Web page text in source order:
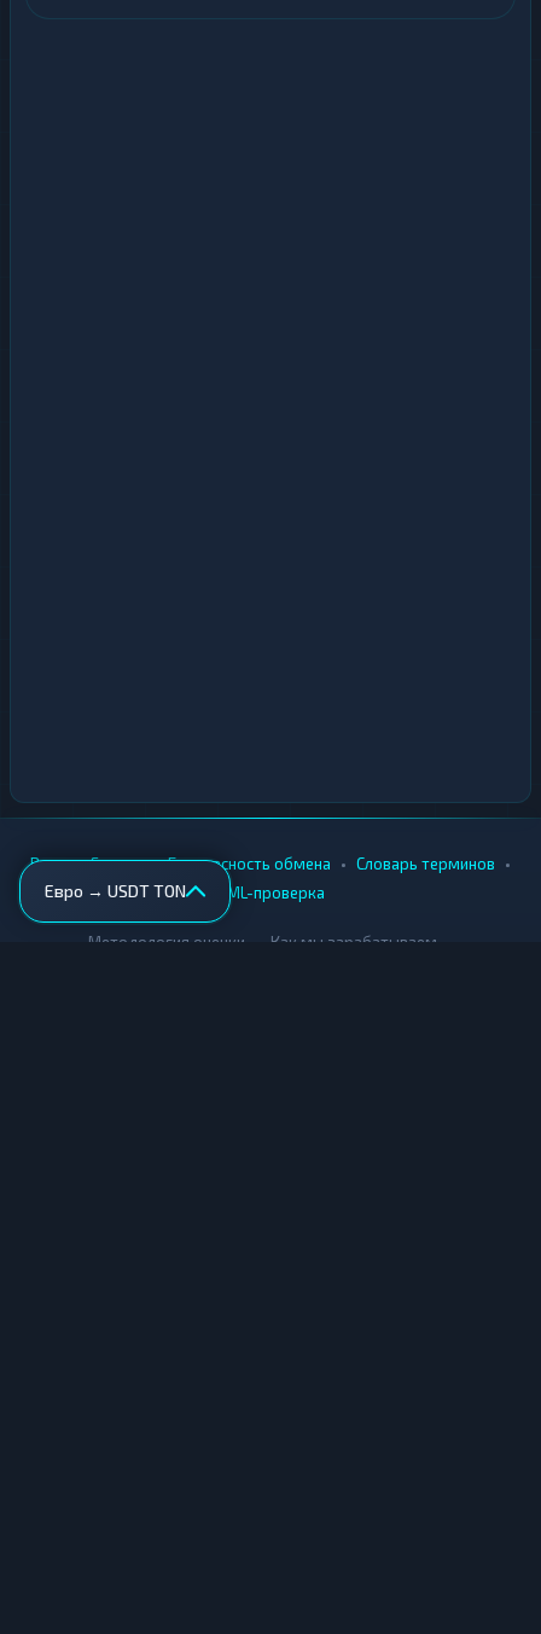
Евро → USDT TON
Вики • Города • Безопасность обмена • Словарь терминов •
AML-проверка
Методология оценки Как мы зарабатываем